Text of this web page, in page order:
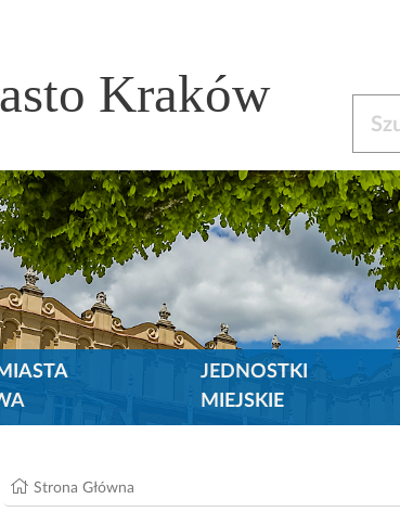
Kraków
JEDNOSTKI
MIEJSKIE
Strona Główna